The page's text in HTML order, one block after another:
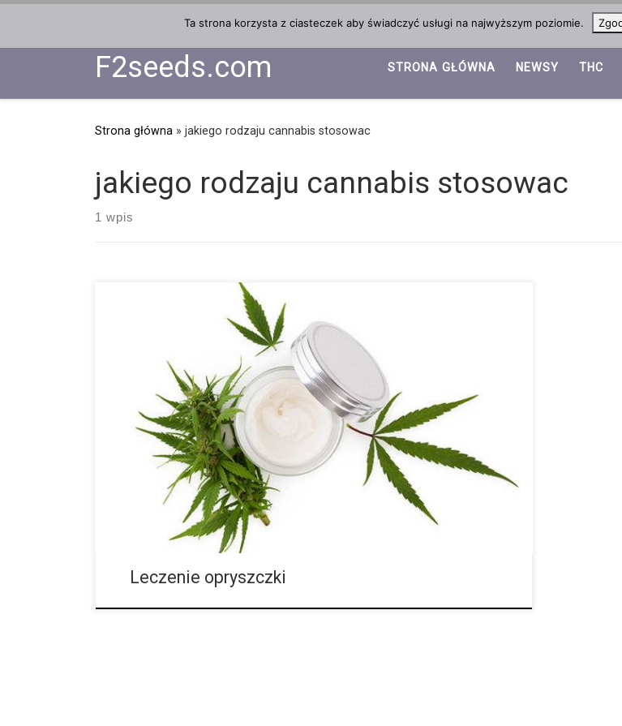
F2seeds.com STRONA GŁÓWNA NEWSY THC
Strona główna » jakiego rodzaju cannabis stosowac
jakiego rodzaju cannabis stosowac
1 wpis
Czy marihuana może leczyć opryszczkę? Opryszczka jest stanem, który może
wystąpić na każdym etapie życia, a z którym wiąże się wiele społecznych stygmatów,
mimo tego, że dotyczy ona ogromnej części zachodniego społeczeństwa. Czy
cannabis może być odpowiedzią na wzmocnienie układu odpornościowego oraz
leczenie objawów? CO TO JEST OPRYSZCZKA? Opryszczka to częścią rodziny
wirusów znanych jako wirusy opryszczki pospolitej. Najczęściej spotykanym typem
jest HSV-1, która dotyczyć może nawet 95 procent amerykańskiej […]
Leczenie opryszczki
Ta strona korzysta z ciasteczek aby świadczyć usługi na najwyższym poziomie.